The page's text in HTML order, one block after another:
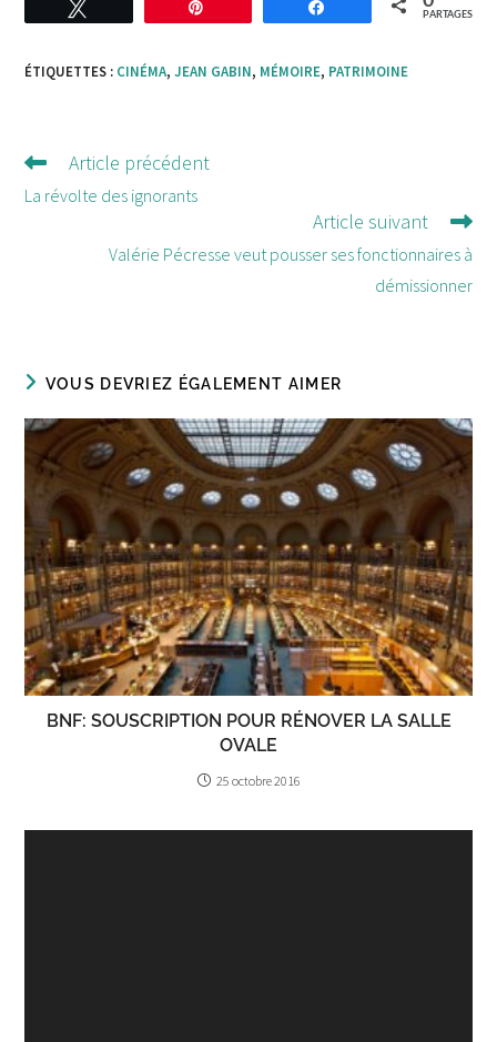
Partagez
PARTAGES
ÉTIQUETTES : CINÉMA, JEAN GABIN, MÉMOIRE, PATRIMOINE
Lire
d'autres
Article précédent
La révolte des ignorants
Article suivant
Valérie Pécresse veut pousser ses fonctionnaires à
démissionner
VOUS DEVRIEZ ÉGALEMENT AIMER
BNF: SOUSCRIPTION POUR RÉNOVER LA SALLE
OVALE
25 octobre 2016